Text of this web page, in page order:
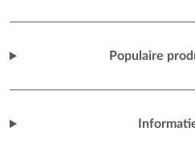
Populaire